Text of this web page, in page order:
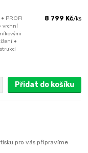
PROFI
vrchní
•
8 799 Kč/ks
Přidat do košíku
pro vás připravíme